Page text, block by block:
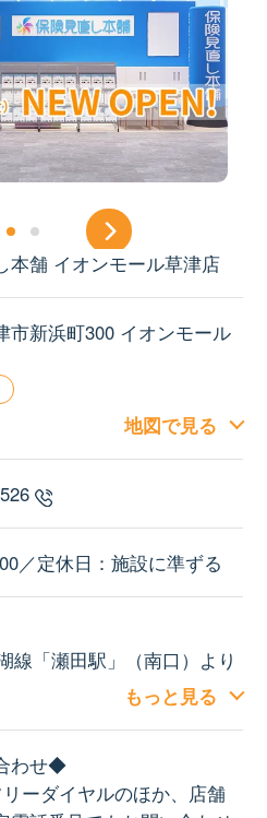
本舗 イオンモール草津店
市新浜町300 イオンモール
地図で見る
／定休日：施設に準ずる
線「瀬田駅」（南口）より
ス〈2番乗り場〉「イオンモ
道路「瀬田西IC」より約15
もっと見る
わせ◆
ーダイヤルのほか、店舗